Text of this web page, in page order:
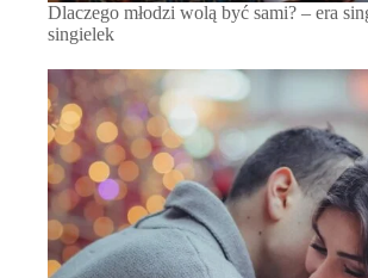
Dlaczego młodzi wolą być sami? – era
singielek